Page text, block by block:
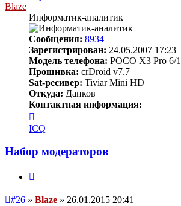
Blaze
Информатик-аналитик
Сообщения: 8934
Зарегистрирован: 24.05.2007 17:23
Модель телефона: POCO X3 Pro 6/
Прошивка: crDroid v7.7
Sat-ресивер: Tiviar Mini HD
Откуда: Данков
Контактная информация:
информация
пользователя
ICQ
Набор модераторов
Непрочитанное
#26 » Blaze » 26.01.2015 20:41